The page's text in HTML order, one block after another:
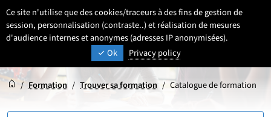
Ce site n'utilise que des cookies/traceurs à des fins de gestion de
session, personnalisation (contraste..) et réalisation de mesures
d'audience internes et anonymes (adresses IP anonymisées).
Ok
Privacy policy
Aller
au
contenu
Aller
au
menu
Aller
au
pied
page
UNIVERSITÉ DE LILLE
INSPIRONS DEMAIN
ParamétrageSélectionner une
FR
- Français
Accueil
Accueil
/ Formation / Trouver sa formation / Catalogue de formation